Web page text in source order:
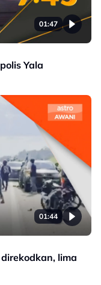
01:47
Yala
01:44
lima